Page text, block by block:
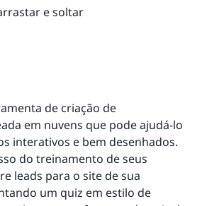
e soltar
de criação de
em nuvens que pode ajudá-lo
interativos e bem desenhados.
do treinamento de seus
leads para o site de sua
um quiz em estilo de